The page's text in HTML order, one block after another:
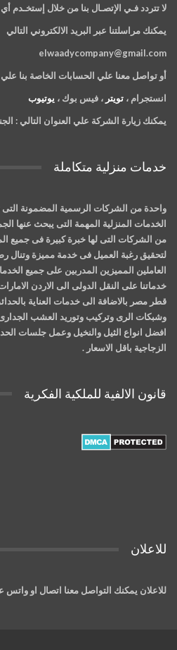
لا تتردد فـي الإتصـال بنا من خلال إستخـدم
يمكنك مراسلتنا عبر البريد الالكتروني التالي
elwaadycompany@gmail.com
أو تواصل معنا علي الحسابات الخاصة بنا علي
انستجرام ، تويتر ، فيس بوك ، يوتيوب
يمكنك زيارة الشركة علي العنوان التالي :
خدمات منزلية متكاملة
واحدة من الشركات الرسمية المضمونة التى
الخدمات المنزلية المهمة التى يبحث عنها
من الشركات التى لها خبرة كبيرة فى جميع
لتحقيق رغبة العميل فى خدمة مميزة وتنال
العاملين المميزين المدربين على جميع
خدماتنا على النقل الدولى الى الاردن
قطر مصر بالاضافة الى خدمات العناية
وشبكات الرى وتركيب وتوريد العشب
افضل انواع الثيل والنخيل وعمل جلسات
الزجاجية باقل الاسعار .
قانون الالفية للملكية الفكرية
للاعلان
للاعلان يمكنك التواصل معنا اتصال او واتس على